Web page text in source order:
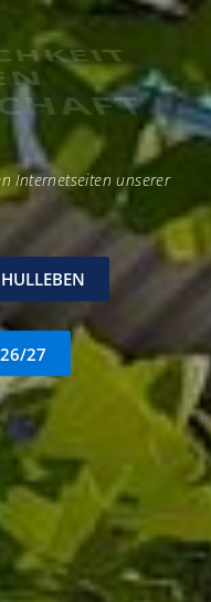
Internetseiten unserer
27